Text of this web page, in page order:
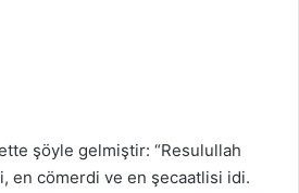
şöyle gelmiştir: “Resulullah
en cömerdi ve en şecaatlisi idi.